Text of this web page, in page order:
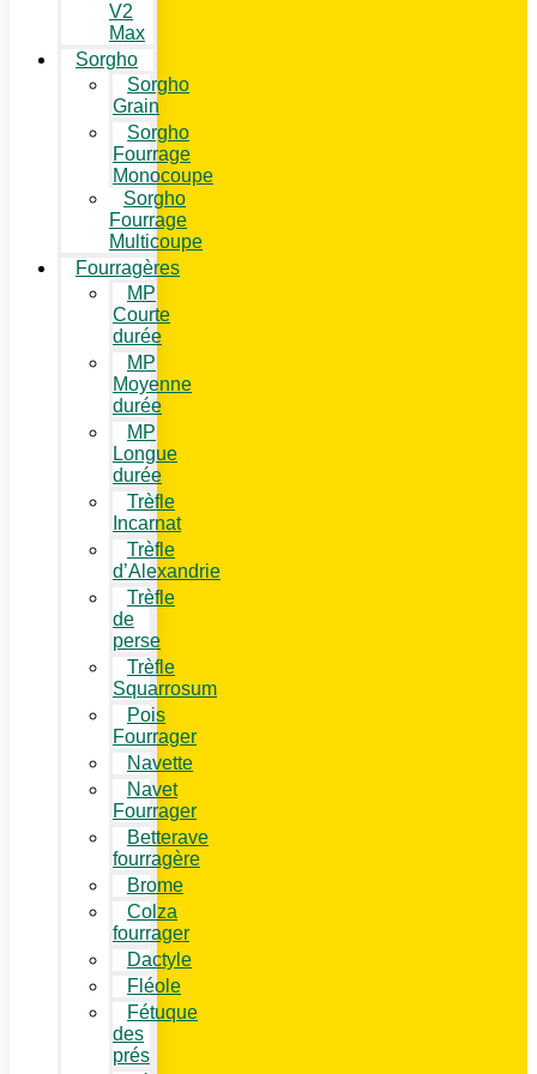
V2
Max
Sorgho
Sorgho
Grain
Sorgho
Fourrage
Monocoupe
Sorgho
Fourrage
Multicoupe
Fourragères
MP
Courte
durée
MP
Moyenne
durée
MP
Longue
durée
Trèfle
Incarnat
Trèfle
d’Alexandrie
Trèfle
de
perse
Trèfle
Squarrosum
Pois
Fourrager
Navette
Navet
Fourrager
Betterave
fourragère
Brome
Colza
fourrager
Dactyle
Fléole
Fétuque
des
prés